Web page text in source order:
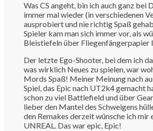
Was CS angeht, bin ich auch ganz bei
immer mal wieder (in verschiedenen
ausprobiert und nie richtig Spaß
Spieler kam man sich immer vor, als
Bleistiefeln über Fliegenfängerpapier
Der letzte Ego-Shooter, bei dem ich
was wirklich Neues zu spielen, war
Mords Spaß! Meiner Meinung nach
Spiel, das Epic nach UT2k4 gemacht
schon zu viel Battlefield und über
lieber den Mantel des Schweigens
den Remakes derzeit wünsche ich mir
UNREAL. Das war epic, Epic!